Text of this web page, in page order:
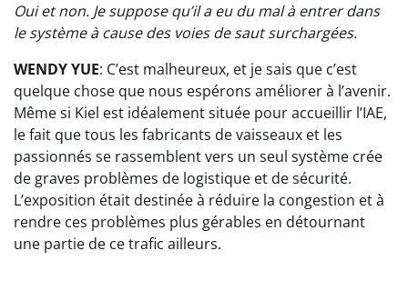
Oui et non. Je suppose qu’il a eu du mal à entrer dans
le système à cause des voies de saut surchargées.
WENDY YUE: C’est malheureux, et je sais que c’est
quelque chose que nous espérons améliorer à l’avenir.
Même si Kiel est idéalement située pour accueillir l’IAE,
le fait que tous les fabricants de vaisseaux et les
passionnés se rassemblent vers un seul système crée
de graves problèmes de logistique et de sécurité.
L’exposition était destinée à réduire la congestion et à
rendre ces problèmes plus gérables en détournant
une partie de ce trafic ailleurs.